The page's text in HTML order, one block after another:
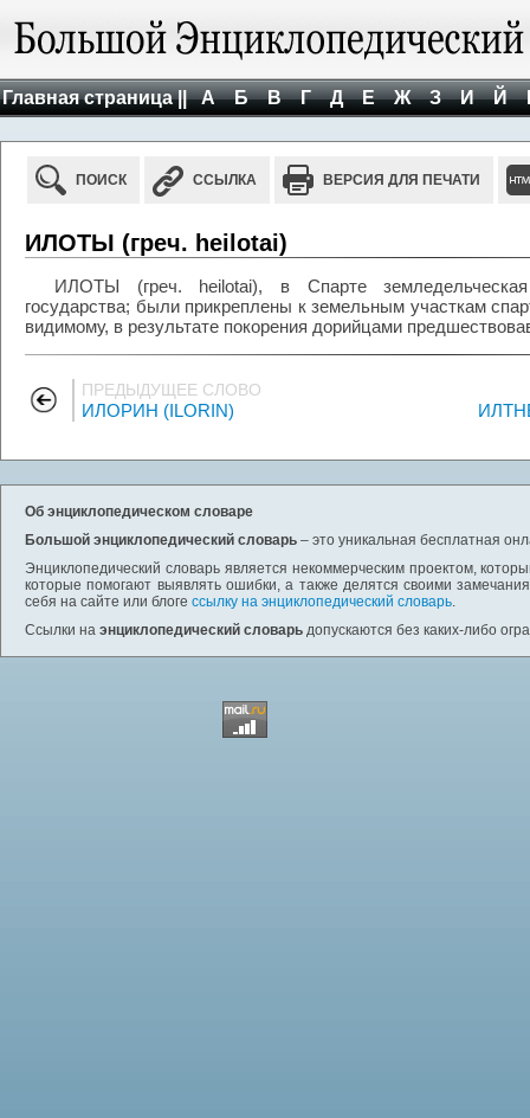
Главная страница || А Б В Г Д Е Ж З И Й
ПОИСК ССЫЛКА ВЕРСИЯ ДЛЯ ПЕЧАТИ
ИЛОТЫ (греч. heilotai)
ИЛОТЫ (греч. heilotai), в Спарте земледельческая
государства; были прикреплены к земельным участкам
видимому, в результате покорения дорийцами
ПРЕДЫДУЩЕЕ СЛОВО
ИЛОРИН (ILORIN)
Об энциклопедическом словаре
Большой энциклопедический словарь – это уникальная бесплатная
Энциклопедический словарь является некоммерческим проектом,
которые помогают выявлять ошибки, а также делятся своими
себя на сайте или блоге ссылку на энциклопедический словарь.
Ссылки на энциклопедический словарь допускаются без каких-либо